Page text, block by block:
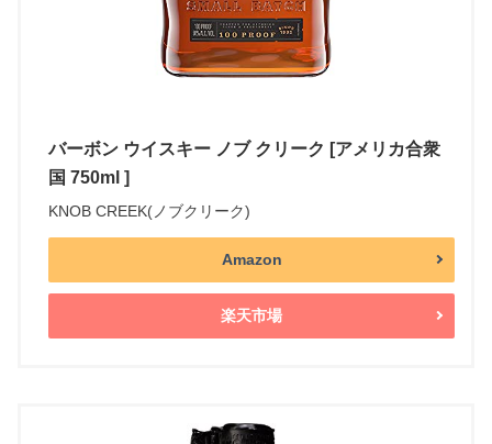
バーボン ウイスキー ノブ クリーク [アメリカ合衆
国 750ml ]
KNOB CREEK(ノブクリーク)
Amazon
楽天市場